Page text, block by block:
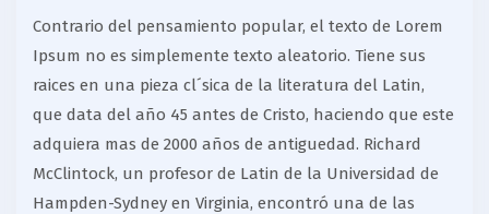
Contrario del pensamiento popular, el texto de Lorem
Ipsum no es simplemente texto aleatorio. Tiene sus
raices en una pieza cl´sica de la literatura del Latin,
que data del año 45 antes de Cristo, haciendo que este
adquiera mas de 2000 años de antiguedad. Richard
McClintock, un profesor de Latin de la Universidad de
Hampden-Sydney en Virginia, encontró una de las